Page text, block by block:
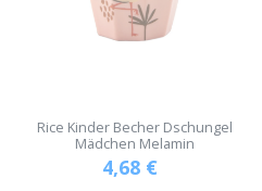
Rice Kinder Becher Dschungel
Mädchen Melamin
4,68 €